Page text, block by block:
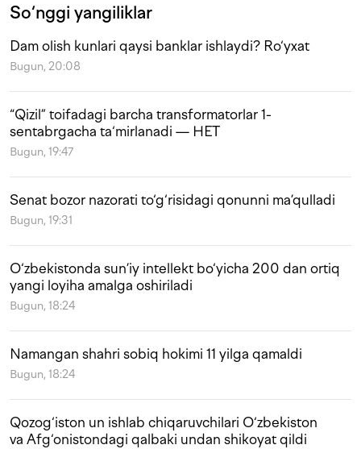
So‘nggi yangiliklar
Dam olish kunlari qaysi banklar ishlaydi? Ro‘yxat
Bugun, 20:08
“Qizil” toifadagi barcha transformatorlar 1-
sentabrgacha ta‘mirlanadi — HET
Bugun, 19:47
Senat bozor nazorati to‘g‘risidagi qonunni ma’qulladi
Bugun, 19:31
O‘zbekistonda sun’iy intellekt bo‘yicha 200 dan ortiq
yangi loyiha amalga oshiriladi
Bugun, 18:24
Namangan shahri sobiq hokimi 11 yilga qamaldi
Bugun, 18:24
Qozog‘iston un ishlab chiqaruvchilari O‘zbekiston
va Afg‘onistondagi qalbaki undan shikoyat qildi